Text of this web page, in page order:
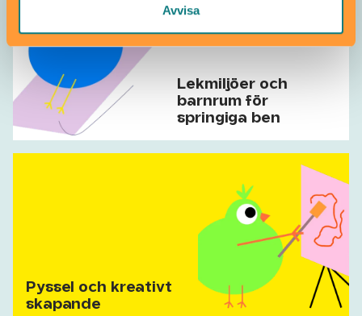
Avvisa
Lekmiljöer och
barnrum för
springiga ben
Pyssel och kreativt
skapande